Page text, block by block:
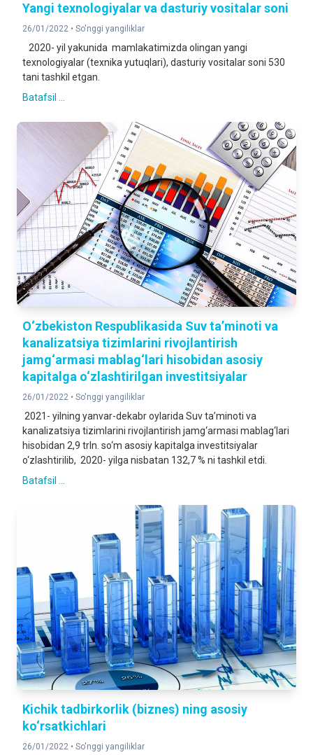
Yangi texnologiyalar va dasturiy vositalar soni
26/01/2022 • So'nggi yangiliklar
2020- yil yakunida mamlakatimizda olingan yangi
texnologiyalar (texnika yutuqlari), dasturiy vositalar soni 530
tani tashkil etgan.
Batafsil ...
O‘zbekiston Respublikasida Suv ta’minoti va
kanalizatsiya tizimlarini rivojlantirish
jamg‘armasi mablag‘lari hisobidan asosiy
kapitalga o‘zlashtirilgan investitsiyalar
26/01/2022 • So'nggi yangiliklar
2021- yilning yanvar-dekabr oylarida Suv ta’minoti va
kanalizatsiya tizimlarini rivojlantirish jamg‘armasi mablag‘lari
hisobidan 2,9 trln. so‘m asosiy kapitalga investitsiyalar
o‘zlashtirilib, 2020- yilga nisbatan 132,7 % ni tashkil etdi.
Batafsil ...
Kichik tadbirkorlik (biznes) ning asosiy
ko‘rsatkichlari
26/01/2022 • So'nggi yangiliklar